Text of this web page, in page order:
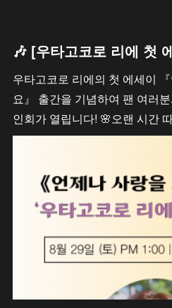
우타고코로 리에의 첫 에세이
요』 출간을 기념하여 팬 여러
인회가 열립니다! 🌸오랜 시간